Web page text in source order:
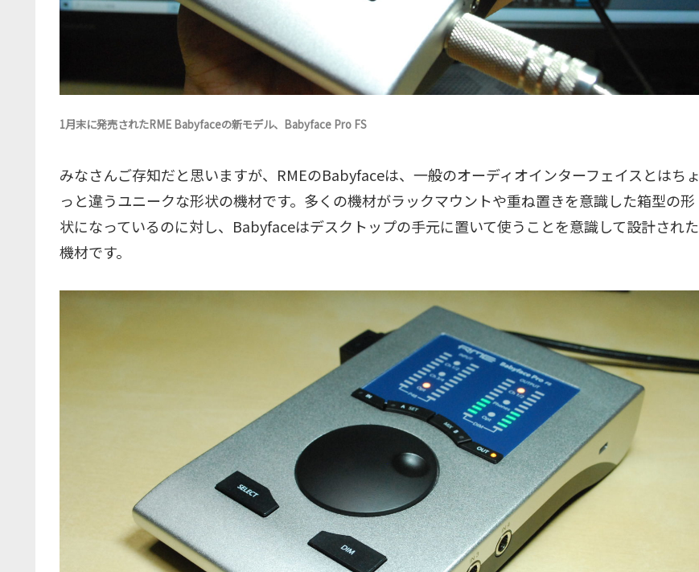
1月末に発売されたRME Babyfaceの新モデル、Babyface Pro FS
みなさんご存知だと思いますが、RMEのBabyfaceは、一般のオーディオインターフェイスとはちょ
っと違うユニークな形状の機材です。多くの機材がラックマウントや重ね置きを意識した箱型の形
状になっているのに対し、Babyfaceはデスクトップの手元に置いて使うことを意識して設計された
機材です。